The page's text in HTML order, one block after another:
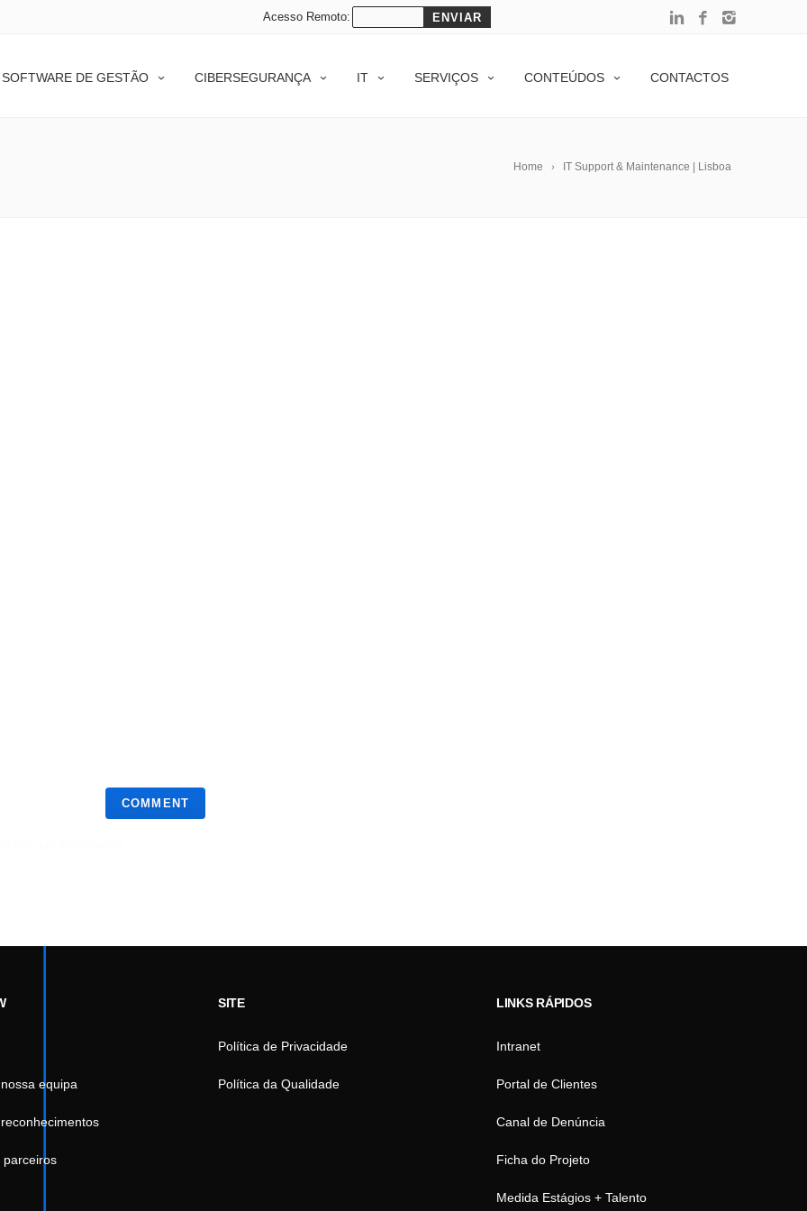
Acesso Remoto:
SOFTWARE DE GESTÃO CIBERSEGURANÇA IT SERVIÇOS CONTEÚDOS CONTACTOS
Home IT Support & Maintenance | Lisboa
equipa
parceiros
SITE
Política de Privacidade
Política da Qualidade
LINKS RÁPIDOS
Intranet
Portal de Clientes
Canal de Denúncia
Ficha do Projeto
Medida Estágios + Talento